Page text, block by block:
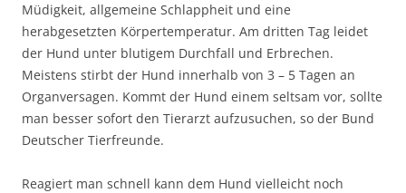
Müdigkeit, allgemeine Schlappheit und eine
herabgesetzten Körpertemperatur. Am dritten Tag leidet
der Hund unter blutigem Durchfall und Erbrechen.
Meistens stirbt der Hund innerhalb von 3 – 5 Tagen an
Organversagen. Kommt der Hund einem seltsam vor, sollte
man besser sofort den Tierarzt aufzusuchen, so der Bund
Deutscher Tierfreunde.
Reagiert man schnell kann dem Hund vielleicht noch